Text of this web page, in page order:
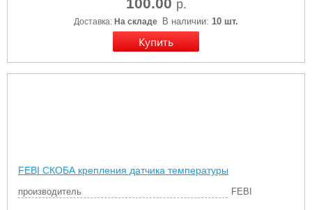
р.
Доставка: На складе В наличии: 10 шт.
FEBI СКОБА крепления датчика температуры
производитель FEBI